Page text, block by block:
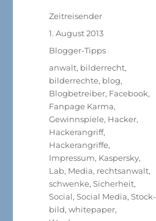
Autor
Zeitreisender
Veröffentlicht
am
1. August 2013
Kategorien
Blogger-Tipps
Schlagwörter
anwalt, bilderrecht,
bilderrechte, blog,
Blogbetreiber, Facebook,
Fanpage Karma,
Gewinnspiele, Hacker,
Hackerangriff,
Hackerangriffe,
Impressum, Kaspersky,
Lab, Media, rechtsanwalt,
schwenke,Sicherheit,
Social,Social Media,Stock-
bild,whitepaper,